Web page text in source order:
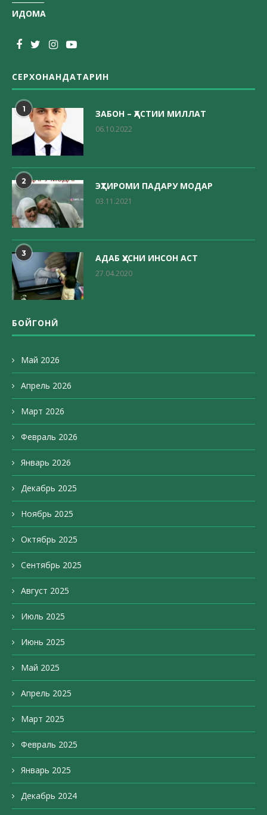
ИДОМА
СЕРХОНАНДАТАРИН
1 ЗАБОН – ҲАСТИИ МИЛЛАТ
06.10.2022
2 ЭҲТИРОМИ ПАДАРУ МОДАР
03.11.2021
3 АДАБ ҲУСНИ ИНСОН АСТ
27.04.2020
БОЙГОНӢ
Май 2026
Апрель 2026
Март 2026
Февраль 2026
Январь 2026
Декабрь 2025
Ноябрь 2025
Октябрь 2025
Сентябрь 2025
Август 2025
Июль 2025
Июнь 2025
Май 2025
Апрель 2025
Март 2025
Февраль 2025
Январь 2025
Декабрь 2024